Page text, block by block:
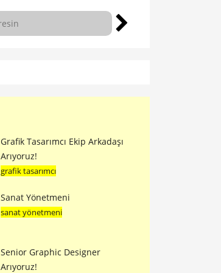
Grafik Tasarımcı Ekip Arkadaşı
Arıyoruz!
grafik tasarımcı
Sanat Yönetmeni
sanat yönetmeni
Senior Graphic Designer
Arıyoruz!